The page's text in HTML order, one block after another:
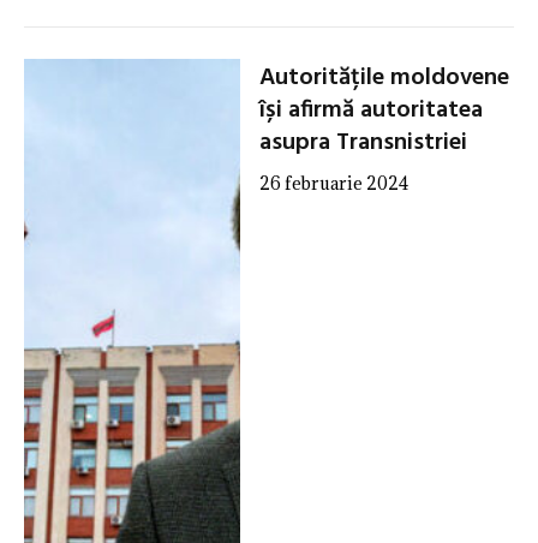
Autoritățile moldovene
își afirmă autoritatea
asupra Transnistriei
26 februarie 2024